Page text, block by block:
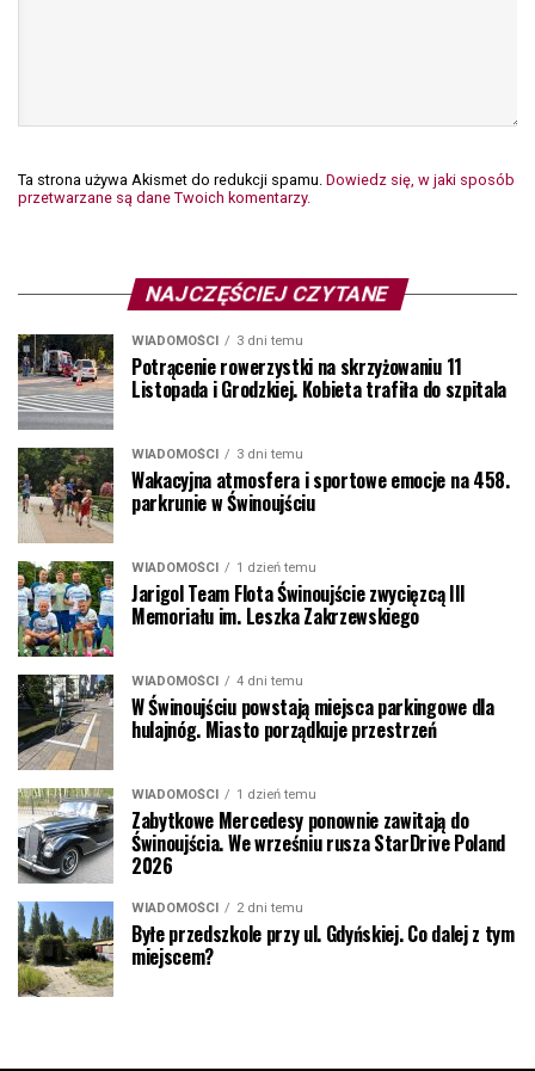
Ta strona używa Akismet do redukcji spamu. Dowiedz się, w jaki sposób
przetwarzane są dane Twoich komentarzy.
NAJCZĘŚCIEJ CZYTANE
WIADOMOŚCI 3 dni temu
Potrącenie rowerzystki na skrzyżowaniu 11
Listopada i Grodzkiej. Kobieta trafiła do szpitala
WIADOMOŚCI 3 dni temu
Wakacyjna atmosfera i sportowe emocje na 458.
parkrunie w Świnoujściu
WIADOMOŚCI 1 dzień temu
Jarigol Team Flota Świnoujście zwycięzcą III
Memoriału im. Leszka Zakrzewskiego
WIADOMOŚCI 4 dni temu
W Świnoujściu powstają miejsca parkingowe dla
hulajnóg. Miasto porządkuje przestrzeń
WIADOMOŚCI 1 dzień temu
Zabytkowe Mercedesy ponownie zawitają do
Świnoujścia. We wrześniu rusza StarDrive Poland
2026
WIADOMOŚCI 2 dni temu
Byłe przedszkole przy ul. Gdyńskiej. Co dalej z tym
miejscem?